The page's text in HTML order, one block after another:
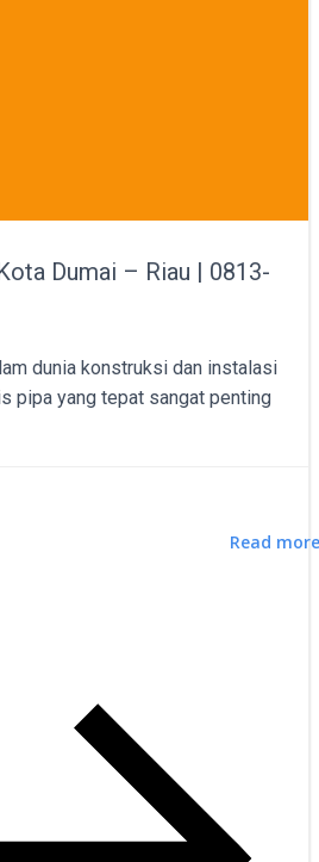
Dumai – Riau | 0813-
dunia konstruksi dan instalasi
pipa yang tepat sangat penting
Read more